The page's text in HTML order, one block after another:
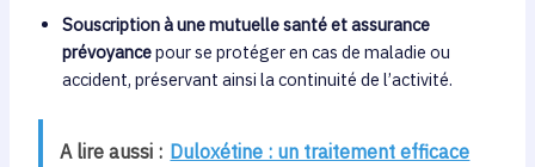
Souscription à une mutuelle santé et assurance
prévoyancepour se protéger en cas de maladie ou
accident, préservant ainsi la continuité de l’activité.
A lire aussi : Duloxétine : un traitement efficace